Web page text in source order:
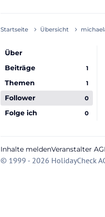
Startseite Übersicht
Über
Beiträge
1
Themen 1
Follower 0
Folge ich 0
Inhalte meldenVeranstalter
© 1999 - 2026 HolidayCheck